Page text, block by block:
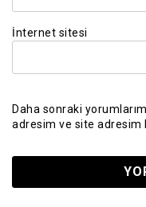
İnternet sitesi
Daha sonraki
adresim ve site adresim